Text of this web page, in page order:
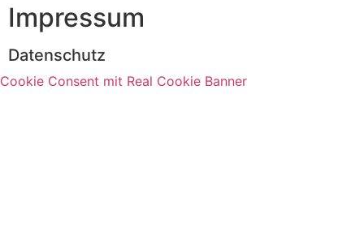
Impressum
Datenschutz
Cookie Consent mit Real Cookie Banner